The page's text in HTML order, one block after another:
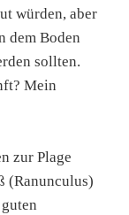
würden, aber
dem Boden
sollten.
Mein
zur Plage
(Ranunculus)